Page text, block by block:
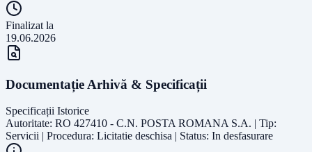
Finalizat la
19.06.2026
Documentație Arhivă & Specificații
Specificații Istorice
Autoritate: RO 427410 - C.N. POSTA ROMANA S.A. | Tip:
Servicii | Procedura: Licitatie deschisa | Status: In desfasurare